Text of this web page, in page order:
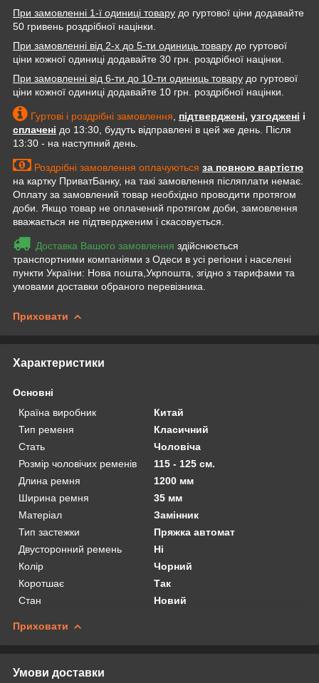
При замовленні 1-ї одиниці товару до гуртової ціни додавайте
50 гривень роздрібної націнки.
При замовленні від 2-х до 5-ти одиниць товару до гуртової
ціни кожної одиниці додавайте 30 грн. роздрібної націнки.
При замовленні від 6-ти до 10-ти одиниць товару до гуртової
ціни кожної одиниці додавайте 10 грн. роздрібної націнки.
Гуртові і роздрібні замовлення підтверджені, узгоджені і
сплачені до 13:30, будуть відправлені в цей же день. Після
13:30 - на наступний день.
Роздрібні замовлення оплачуються за повною вартістю
на картку ПриватБанку, на такі замовлення післяплати немає.
Оплату за замовлений товар необхідно проводити протягом
доби. Якщо товар не оплачений протягом доби, замовлення
вважається не підтвердженим і скасовується.
Доставка Вашого замовлення здійснюється
транспортними компаніями з Одеси в усі регіони і населені
пункти України: Нова пошта,Укрпошта, згідно з тарифами та
умовами доставки обраного перевізника.
Приховати
Характеристики
Основні
Країна виробник
Китай
Тип ременя
Класичний
Стать
Чоловіча
Розмір чоловічих ременів
115 - 125 см.
Длина ремня
1200 мм
Ширина ремня
35 мм
Матеріал
Замінник
Тип застежки
Пряжка автомат
Двусторонний ремень
Ні
Колір
Чорний
Коротшає
Так
Стан
Новий
Приховати
Умови доставки